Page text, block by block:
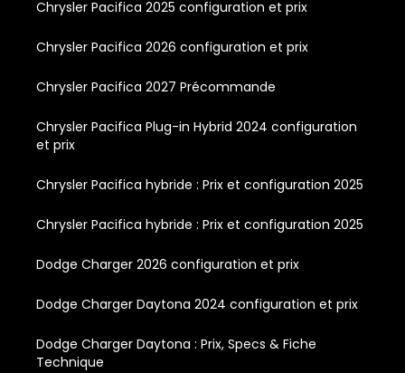
Chrysler Pacifica 2025 configuration et prix
Chrysler Pacifica 2026 configuration et prix
Chrysler Pacifica 2027 Précommande
Chrysler Pacifica Plug-in Hybrid 2024 configuration
et prix
Chrysler Pacifica hybride : Prix et configuration 2025
Chrysler Pacifica hybride : Prix et configuration 2025
Dodge Charger 2026 configuration et prix
Dodge Charger Daytona 2024 configuration et prix
Dodge Charger Daytona : Prix, Specs & Fiche
Technique